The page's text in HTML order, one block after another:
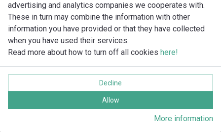
advertising and analytics companies we cooperates with.
These in turn may combine the information with other
information you have provided or that they have collected
when you have used their services.
Read more about how to turn off all cookies here!
Decline
Allow
More information
Imprint
Behandling av personuppgifter
Alla rättigheter förbehållna